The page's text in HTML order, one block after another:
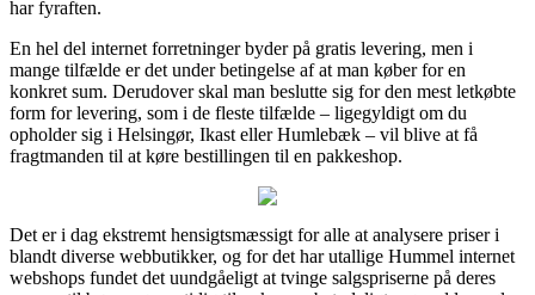
har fyraften.
En hel del internet forretninger byder på gratis levering, men i
mange tilfælde er det under betingelse af at man køber for en
konkret sum. Derudover skal man beslutte sig for den mest letkøbte
form for levering, som i de fleste tilfælde – ligegyldigt om du
opholder sig i Helsingør, Ikast eller Humlebæk – vil blive at få
fragtmanden til at køre bestillingen til en pakkeshop.
Det er i dag ekstremt hensigtsmæssigt for alle at analysere priser i
blandt diverse webbutikker, og for det har utallige Hummel internet
webshops fundet det uundgåeligt at tvinge salgspriserne på deres